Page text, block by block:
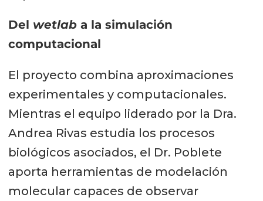
Del wetlab a la simulación
computacional
El proyecto combina aproximaciones
experimentales y computacionales.
Mientras el equipo liderado por la Dra.
Andrea Rivas estudia los procesos
biológicos asociados, el Dr. Poblete
aporta herramientas de modelación
molecular capaces de observar